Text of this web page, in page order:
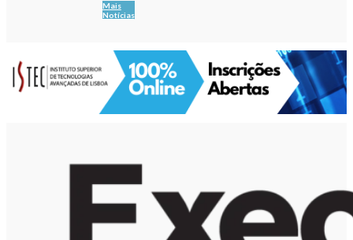
Mais
Notícias